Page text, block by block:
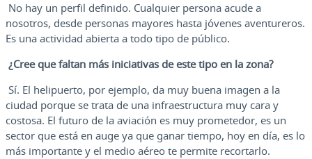
No hay un perfil definido. Cualquier persona acude a
nosotros, desde personas mayores hasta jóvenes aventureros.
Es una actividad abierta a todo tipo de público.
¿Cree que faltan más iniciativas de este tipo en la zona?
Sí. El helipuerto, por ejemplo, da muy buena imagen a la
ciudad porque se trata de una infraestructura muy cara y
costosa. El futuro de la aviación es muy prometedor, es un
sector que está en auge ya que ganar tiempo, hoy en día, es lo
más importante y el medio aéreo te permite recortarlo.